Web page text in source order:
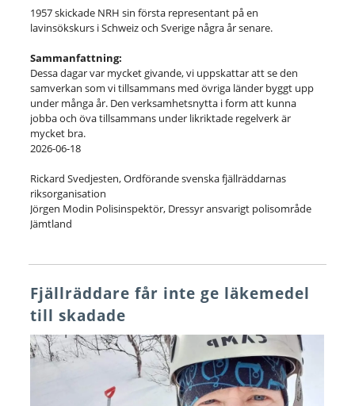
1957 skickade NRH sin första representant på en
lavinsökskurs i Schweiz och Sverige några år senare.
Sammanfattning:
Dessa dagar var mycket givande, vi uppskattar att se den
samverkan som vi tillsammans med övriga länder byggt upp
under många år. Den verksamhetsnytta i form att kunna
jobba och öva tillsammans under likriktade regelverk är
mycket bra.
2026-06-18
Rickard Svedjesten, Ordförande svenska fjällräddarnas
riksorganisation
Jörgen Modin Polisinspektör, Dressyr ansvarigt polisområde
Jämtland
Fjällräddare får inte ge läkemedel
till skadade